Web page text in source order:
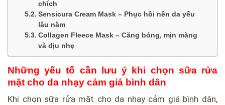
chích
Sensicura Cream Mask – Phục hồi nền da yếu
lâu năm
Collagen Fleece Mask – Căng bóng, mịn màng
và dịu nhẹ
Những yếu tố cần lưu ý khi chọn sữa rửa
mặt cho da nhạy cảm giá bình dân
Khi chọn sữa rửa mặt cho da nhạy cảm giá bình dân,